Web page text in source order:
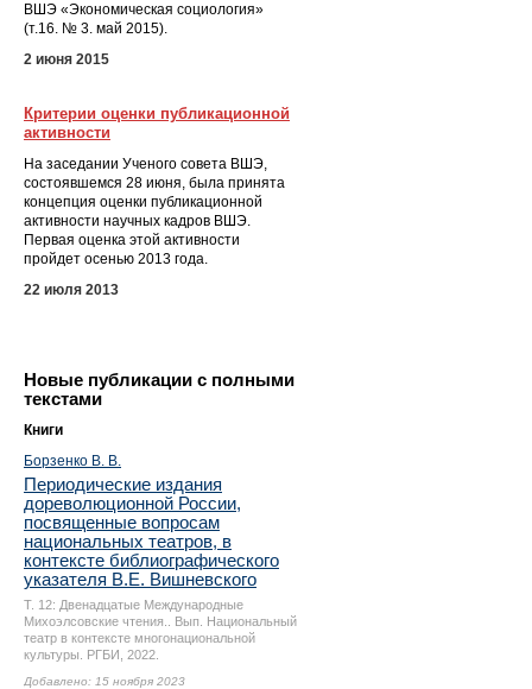
ВШЭ «Экономическая социология»
(т.16. № 3. май 2015).
2 июня 2015
Критерии оценки публикационной
активности
На заседании Ученого совета ВШЭ,
состоявшемся 28 июня, была принята
концепция оценки публикационной
активности научных кадров ВШЭ.
Первая оценка этой активности
пройдет осенью 2013 года.
22 июля 2013
Новые публикации с полными
текстами
Книги
Борзенко В. В.
Периодические издания
дореволюционной России,
посвященные вопросам
национальных театров, в
контексте библиографического
указателя В.Е. Вишневского
Т. 12: Двенадцатые Международные
Михоэлсовские чтения.. Вып. Национальный
театр в контексте многонациональной
культуры. РГБИ, 2022.
Добавлено: 15 ноября 2023